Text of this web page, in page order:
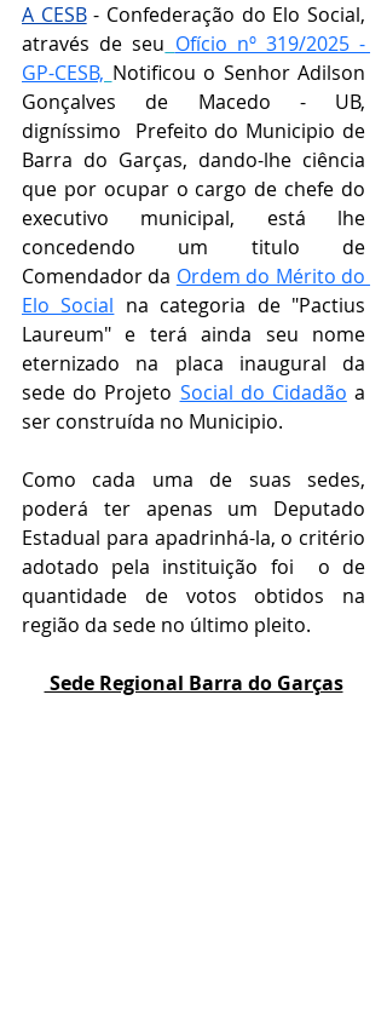
A CESB - Confederação do Elo Social,
através de seu Ofício nº 319/2025 -
GP-CESB, Notificou o Senhor Adilson
Gonçalves de Macedo - UB,
digníssimo  Prefeito do Municipio de
Barra do Garças, dando-lhe ciência
que por ocupar o cargo de chefe do
executivo municipal, está lhe
concedendo um titulo de
Comendador da Ordem do Mérito do
Elo Social na categoria de "Pactius
Laureum" e terá ainda seu nome
eternizado na placa inaugural da
sede do Projeto Social do Cidadão a
ser construída no Municipio.
Como cada uma de suas sedes,
poderá ter apenas um Deputado
Estadual para apadrinhá-la, o critério
adotado pela instituição foi  o de
quantidade de votos obtidos na
região da sede no último pleito.
Sede Regional Barra do Garças